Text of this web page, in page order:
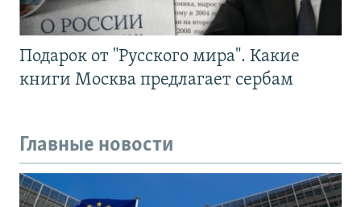
Подарок от "Русского мира". Какие
книги Москва предлагает сербам
Главные новости